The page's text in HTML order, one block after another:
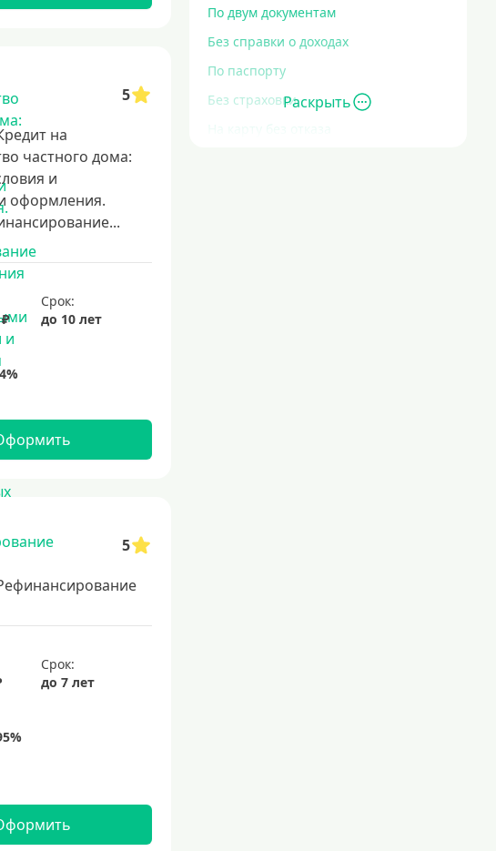
По двум документам
Без справки о доходах
По паспорту
Без страховки
На карту без отказа
Раскрыть
5
на
частного дома:
и
оформления.
Срок:
до 10 лет
5
Срок:
до 7 лет